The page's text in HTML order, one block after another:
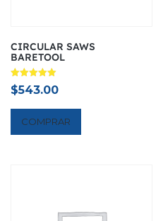
CIRCULAR SAWS
BARETOOL
Avaliação
5.00
$543.00
COMPRAR